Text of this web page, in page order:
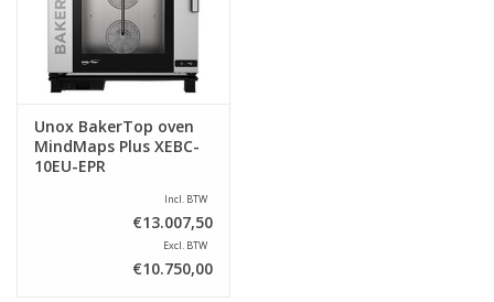
Unox BakerTop oven
MindMaps Plus XEBC-
10EU-EPR
Incl. BTW
€13.007,50
Excl. BTW
€10.750,00